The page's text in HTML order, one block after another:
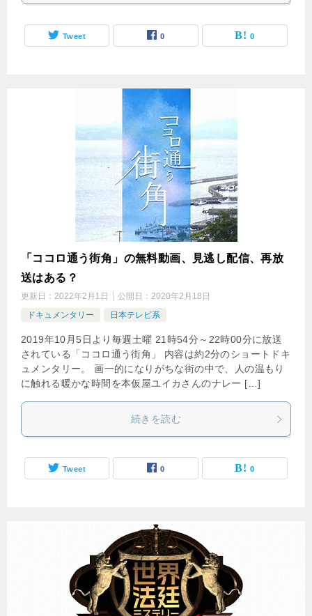
Tweet 0 0
「ココロ通う街角」の無料動画、見逃し配信、再放
送はある？
更新日： 2022年2月1日 公開日： 2020年2月18日
ドキュメンタリー
日本テレビ系
2019年10月5日より毎週土曜 21時54分～22時00分に放送
されている「ココロ通う街角」 内容は約2分のショートドキ
ュメンタリー。 画一的になりがちな街の中で、人の温もり
に触れる暖かな時間を本仮屋ユイカさんのナレー […]
続きを読む
Tweet 0 0